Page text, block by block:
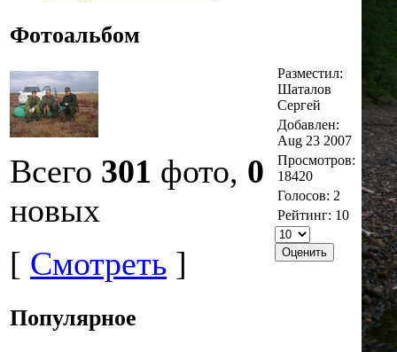
Фотоальбом
Всего 301 фото, 0
новых
[ Смотреть ]
Популярное
Разместил:
Шаталов
Сергей
Добавлен:
Aug 23 2007
Просмотров:
18420
Голосов: 2
Рейтинг: 10